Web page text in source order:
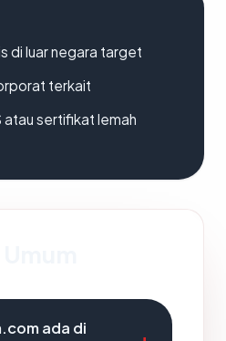
di luar negara target
terkait
atau sertifikat lemah
ada di